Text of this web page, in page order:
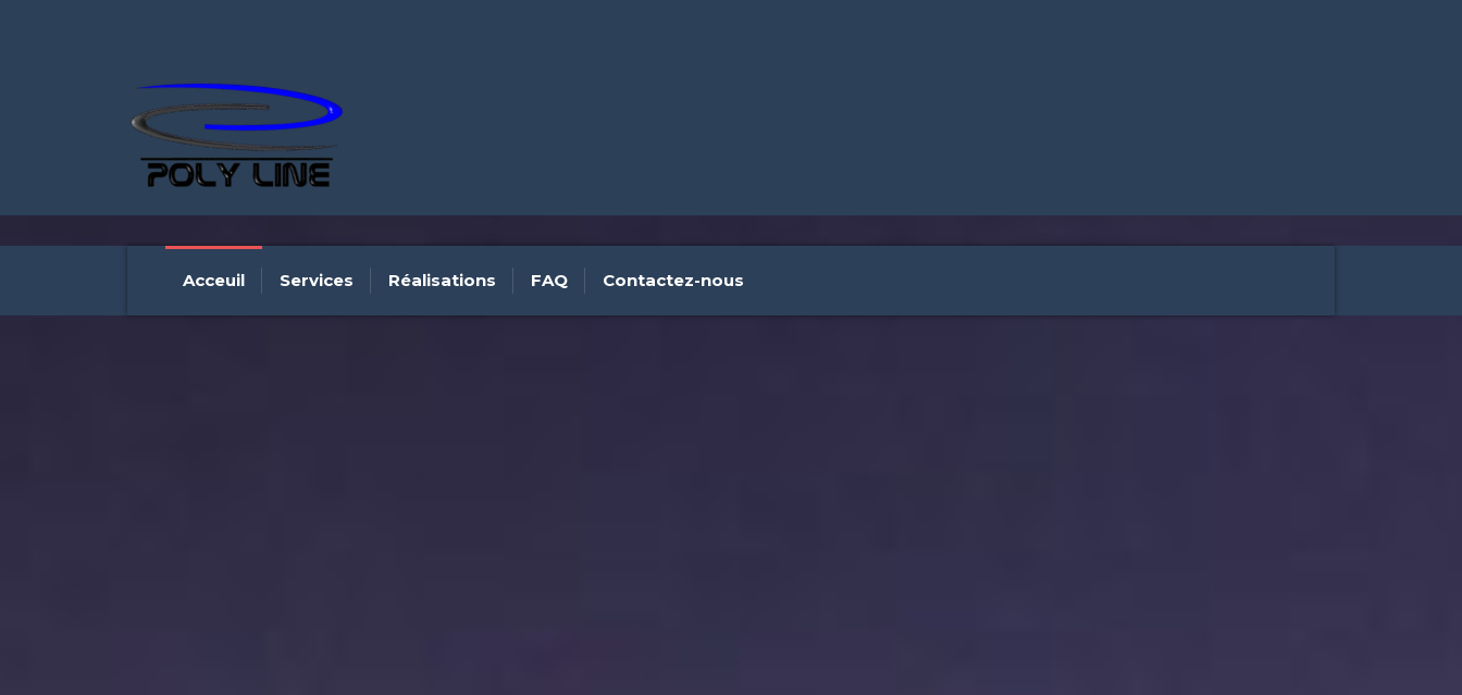
Acceuil Services Réalisations FAQ Contactez-nous